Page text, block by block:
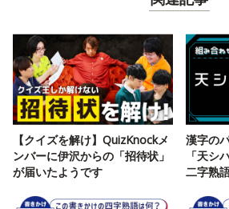
【クイズを解け】QuizKnockメ
ンバーに伊沢からの「招待状」
が届いたようです
漢字の
「天シ
二字熟